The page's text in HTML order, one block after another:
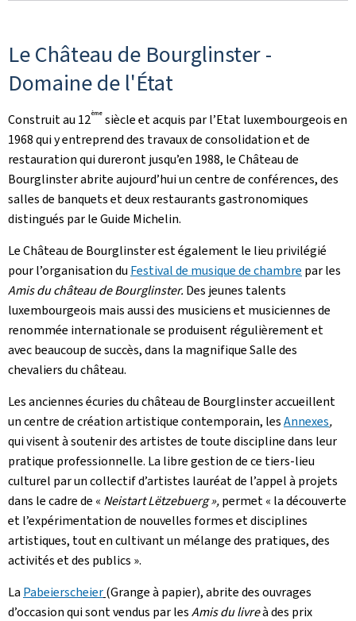
Le Château de Bourglinster -
Domaine de l'État
Construit au 12èmesiècle et acquis par l’Etat luxembourgeois en
1968 qui y entreprend des travaux de consolidation et de
restauration qui dureront jusqu’en 1988, le Château de
Bourglinster abrite aujourd’hui un centre de conférences, des
salles de banquets et deux restaurants gastronomiques
distingués par le Guide Michelin.
Le Château de Bourglinster est également le lieu privilégié
pour l’organisation du Festival de musique de chambre par les
Amis du château de Bourglinster. Des jeunes talents
luxembourgeois mais aussi des musiciens et musiciennes de
renommée internationale se produisent régulièrement et
avec beaucoup de succès, dans la magnifique Salle des
chevaliers du château.
Les anciennes écuries du château de Bourglinster accueillent
un centre de création artistique contemporain, lesAnnexes,
qui visent à soutenir des artistes de toute discipline dans leur
pratique professionnelle. La libre gestion de ce tiers-lieu
culturel par un collectif d’artistes lauréat de l’appel à projets
dans le cadre de « NeistartLëtzebuerg »,permet « la découverte
et l’expérimentation de nouvelles formes et disciplines
artistiques, tout en cultivant un mélange des pratiques, des
activités et des publics ».
La Pabeierscheier(Grange à papier), abrite des ouvrages
d’occasion qui sont vendus par lesAmis du livreà des prix